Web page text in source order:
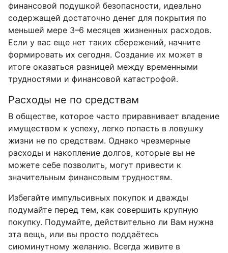
финансовой подушкой безопасности, идеально
содержащей достаточно денег для покрытия по
меньшей мере 3–6 месяцев жизненных расходов.
Если у вас еще нет таких сбережений, начните
формировать их сегодня. Создание их может в
итоге оказаться разницей между временными
трудностями и финансовой катастрофой.
Расходы не по средствам
В обществе, которое часто приравнивает владение
имуществом к успеху, легко попасть в ловушку
жизни не по средствам. Однако чрезмерные
расходы и накопление долгов, которые вы не
можете себе позволить, могут привести к
значительным финансовым трудностям.
Избегайте импульсивных покупок и дважды
подумайте перед тем, как совершить крупную
покупку. Подумайте, действительно ли Вам нужна
эта вещь, или вы просто поддаётесь
сиюминутному желанию. Всегда живите в